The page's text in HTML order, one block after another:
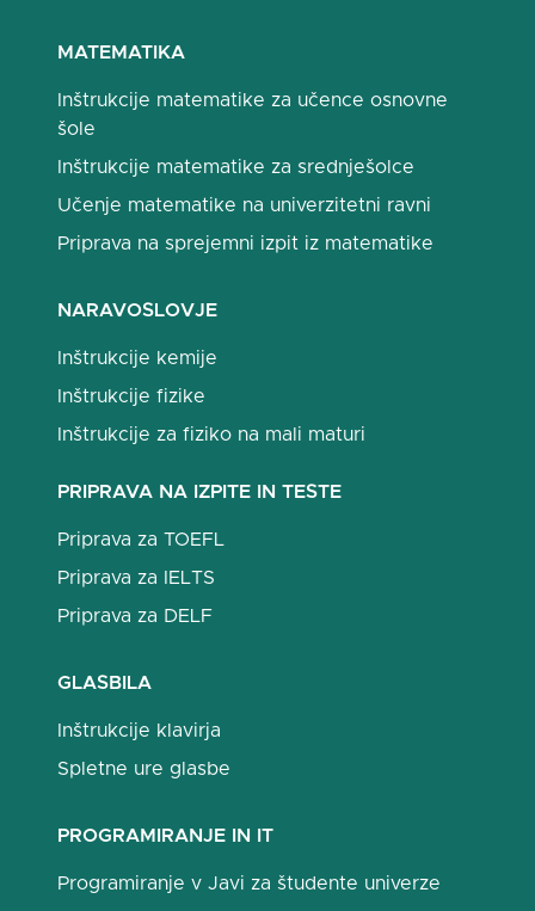
MATEMATIKA
Inštrukcije matematike za učence osnovne
šole
Inštrukcije matematike za srednješolce
Učenje matematike na univerzitetni ravni
Priprava na sprejemni izpit iz matematike
NARAVOSLOVJE
Inštrukcije kemije
Inštrukcije fizike
Inštrukcije za fiziko na mali maturi
PRIPRAVA NA IZPITE IN TESTE
Priprava za TOEFL
Priprava za IELTS
Priprava za DELF
GLASBILA
Inštrukcije klavirja
Spletne ure glasbe
PROGRAMIRANJE IN IT
Programiranje v Javi za študente univerze